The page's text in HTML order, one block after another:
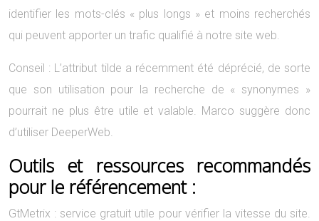
identifier les mots-clés « plus longs » et moins recherchés
qui peuvent apporter un trafic qualifié à notre site web.
Conseil : L’attribut tilde a récemment été déprécié, de sorte
que son utilisation pour la recherche de « synonymes »
pourrait ne plus être utile et valable. Marco suggère donc
d’utiliser DeeperWeb.
Outils et ressources recommandés
pour le référencement :
GtMetrix : service gratuit utile pour vérifier la vitesse du site.